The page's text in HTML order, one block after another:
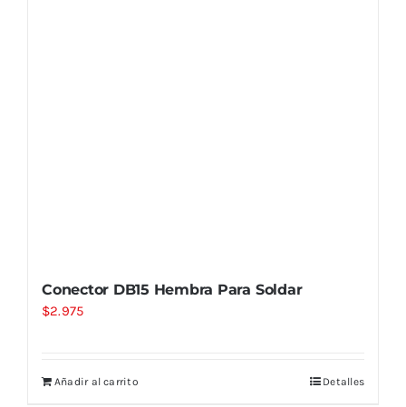
Conector DB15 Hembra Para Soldar
$2.975
Añadir al carrito Detalles